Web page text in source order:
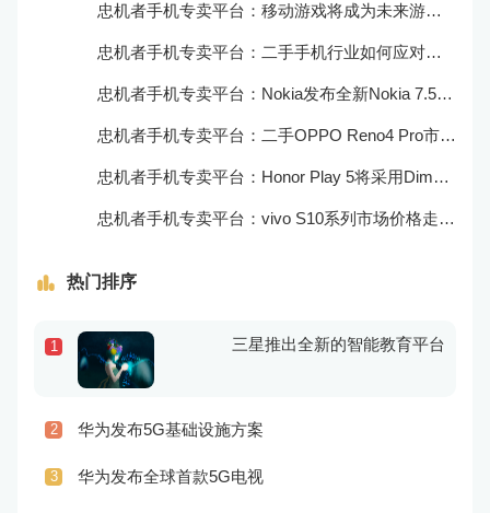
忠机者手机专卖平台：移动游戏将成为未来游戏市场的重要组成部分
忠机者手机专卖平台：二手手机行业如何应对大数据的应用
忠机者手机专卖平台：Nokia发布全新Nokia 7.5，搭载大电池和优化相机
忠机者手机专卖平台：二手OPPO Reno4 Pro市场价格持续上涨
忠机者手机专卖平台：Honor Play 5将采用Dimensity 800U芯片
忠机者手机专卖平台：vivo S10系列市场价格走势平稳
热门排序
1 三星推出全新的智能教育平台
2 华为发布5G基础设施方案
3 华为发布全球首款5G电视